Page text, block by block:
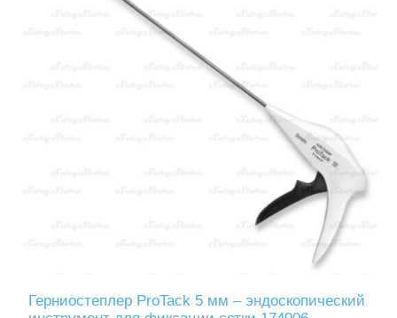
Герниостеплер ProTack 5 мм – эндоскопический